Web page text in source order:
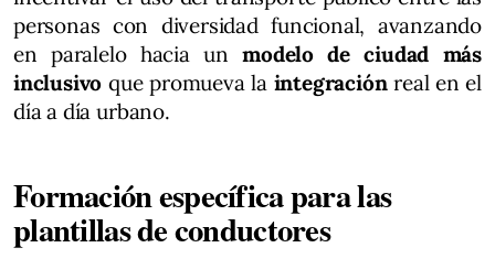
personas con diversidad funcional, avanzando
en paralelo hacia unmodelo de ciudad más
inclusivo que promueva la integraciónreal en el
día a día urbano.
Formación específica para las
plantillas de conductores